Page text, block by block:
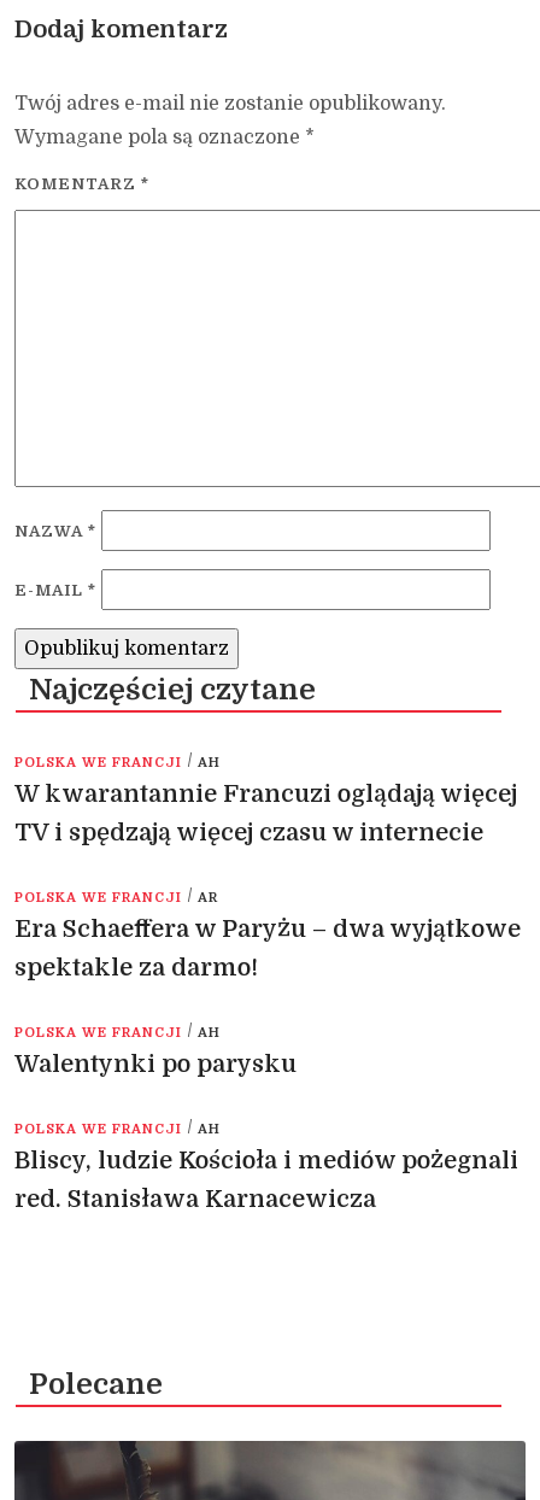
Dodaj komentarz
Twój adres e-mail nie zostanie opublikowany.
Wymagane pola są oznaczone *
KOMENTARZ *
NAZWA *
E-MAIL *
Najczęściej czytane
POLSKA WE FRANCJI / AH
W kwarantannie Francuzi oglądają więcej
TV i spędzają więcej czasu w internecie
POLSKA WE FRANCJI / AR
Era Schaeffera w Paryżu – dwa wyjątkowe
spektakle za darmo!
POLSKA WE FRANCJI / AH
Walentynki po parysku
POLSKA WE FRANCJI / AH
Bliscy, ludzie Kościoła i mediów pożegnali
red. Stanisława Karnacewicza
Polecane